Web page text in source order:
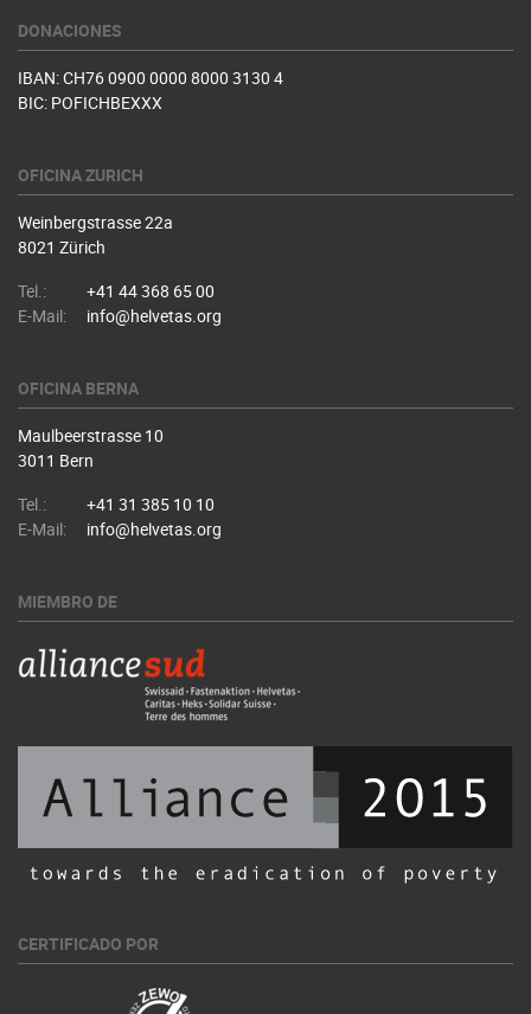
DONACIONES
IBAN: CH76 0900 0000 8000 3130 4
BIC: POFICHBEXXX
OFICINA ZURICH
Weinbergstrasse 22a
8021 Zürich
Tel.:
+41 44 368 65 00
E-Mail:
info@helvetas.org
OFICINA BERNA
Maulbeerstrasse 10
3011 Bern
Tel.:
+41 31 385 10 10
E-Mail:
info@helvetas.org
MIEMBRO DE
CERTIFICADO POR